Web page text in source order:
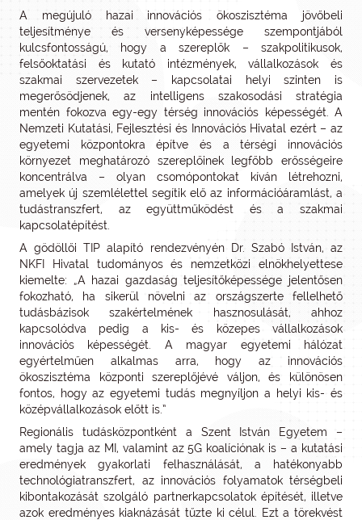
A megújuló hazai innovációs ökoszisztéma jövőbeli
teljesítménye és versenyképessége szempontjából
kulcsfontosságú, hogy a szereplők – szakpolitikusok,
felsőoktatási és kutató intézmények, vállalkozások és
szakmai szervezetek – kapcsolatai helyi szinten is
megerősödjenek, az intelligens szakosodási stratégia
mentén fokozva egy-egy térség innovációs képességét. A
Nemzeti Kutatási, Fejlesztési és Innovációs Hivatal ezért – az
egyetemi központokra építve és a térségi innovációs
környezet meghatározó szereplőinek legfőbb erősségeire
koncentrálva – olyan csomópontokat kíván létrehozni,
amelyek új szemlélettel segítik elő az információáramlást, a
tudástranszfert, az együttműködést és a szakmai
kapcsolatépítést.
A gödöllői TIP alapító rendezvényén Dr. Szabó István, az
NKFI Hivatal tudományos és nemzetközi elnökhelyettese
kiemelte: „A hazai gazdaság teljesítőképessége jelentősen
fokozható, ha sikerül növelni az országszerte fellelhető
tudásbázisok szakértelmének hasznosulását, ahhoz
kapcsolódva pedig a kis- és közepes vállalkozások
innovációs képességét. A magyar egyetemi hálózat
egyértelműen alkalmas arra, hogy az innovációs
ökoszisztéma központi szereplőjévé váljon, és különösen
fontos, hogy az egyetemi tudás megnyíljon a helyi kis- és
középvállalkozások előtt is.”
Regionális tudásközpontként a Szent István Egyetem –
amely tagja az MI, valamint az 5G koalíciónak is – a kutatási
eredmények gyakorlati felhasználását, a hatékonyabb
technológiatranszfert, az innovációs folyamatok térségbeli
kibontakozását szolgáló partnerkapcsolatok építését, illetve
azok eredményes kiaknázását tűzte ki célul. Ezt a törekvést